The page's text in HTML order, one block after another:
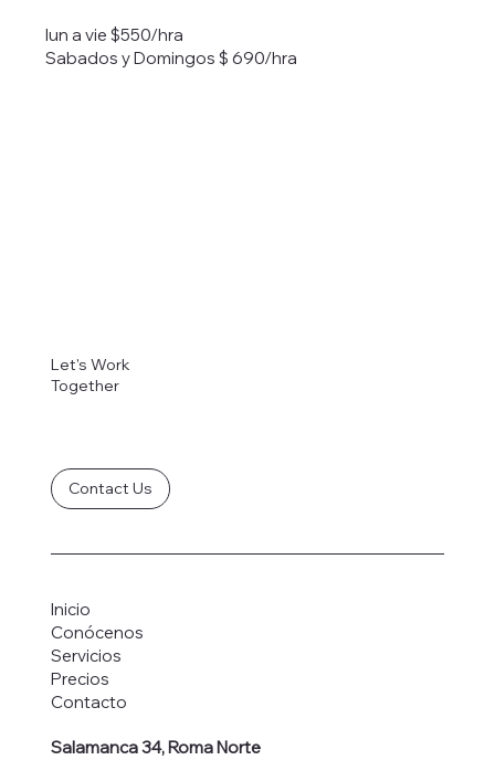
lun a vie $550/hra
Sabados y Domingos $ 690/hra
Let's Work
Together
Contact Us
Salamanca 34, Roma Norte
Inicio
Conócenos
Servicios
Precios
Contacto